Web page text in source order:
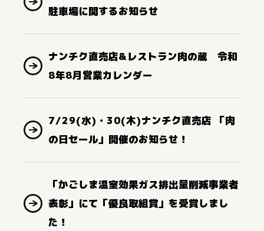
駐車場に関するお知らせ
ナンチク直売店&レストラン肉の蔵 令和
8年8月営業カレンダー
7/29(水)・30(木)ナンチク直売店 「肉
の日セール」開催のお知らせ！
「かごしま温室効果ガス排出量削減事業者
表彰」にて「優良取組賞」を受賞しまし
た！